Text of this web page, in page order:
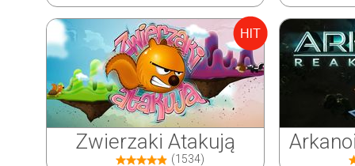
Zwierzaki Atakują
(1534)